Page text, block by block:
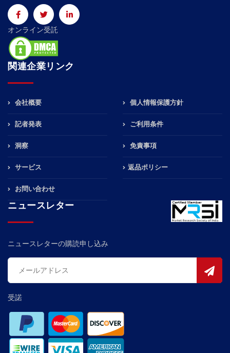
オンライン受託
関連企業リンク
会社概要
記者発表
洞察
サービス
お問い合わせ
個人情報保護方針
ご利用条件
免責事項
返品ポリシー
ニュースレター
ニュースレターの購読申し込み
受諾